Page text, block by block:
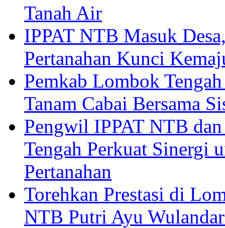
Tanah Air
IPPAT NTB Masuk
Pertanahan Kunci
Pemkab Lombok
Tanam Cabai Bersama
Pengwil IPPAT NTB
Tengah Perkuat Sinergi
Pertanahan
Torehkan Prestasi di
NTB Putri Ayu